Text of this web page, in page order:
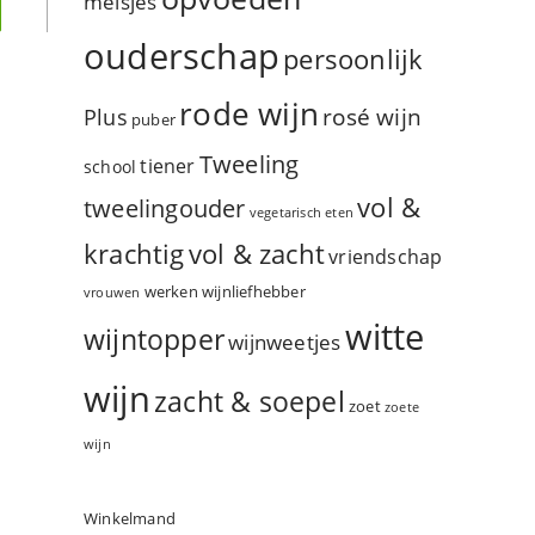
ouderschappersoonlijk
Plus puber rode wijn rosé wijn
school tienerTweeling
tweelingouder vegetarisch eten vol &
krachtigvol & zachtvriendschap
vrouwen werken wijnliefhebber
wijntopperwijnweetjeswitte
wijnzacht & soepel zoet zoete
wijn
Winkelmand